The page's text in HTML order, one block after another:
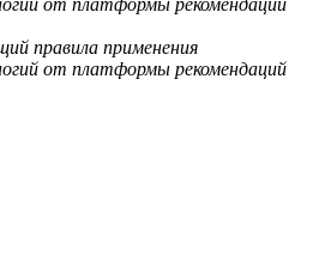
правила применения
от платформы рекомендаций